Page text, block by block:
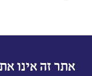
אתר זה אינו